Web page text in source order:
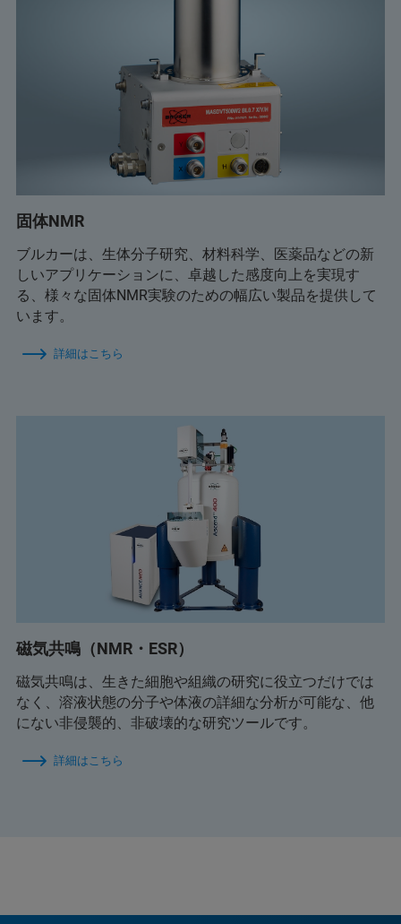
固体NMR
ブルカーは、生体分子研究、材料科学、医薬品などの新
しいアプリケーションに、卓越した感度向上を実現す
る、様々な固体NMR実験のための幅広い製品を提供して
います。
詳細はこちら
磁気共鳴（NMR・ESR）
磁気共鳴は、生きた細胞や組織の研究に役立つだけでは
なく、溶液状態の分子や体液の詳細な分析が可能な、他
にない非侵襲的、非破壊的な研究ツールです。
詳細はこちら